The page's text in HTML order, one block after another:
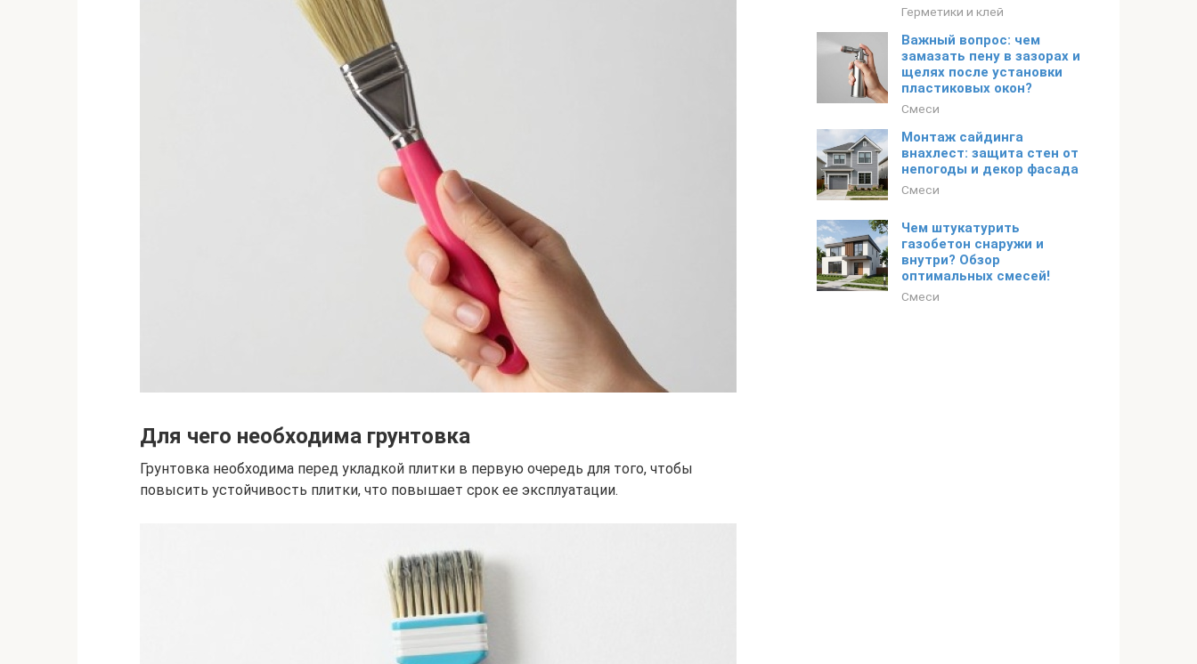
Для чего необходима грунтовка
Грунтовка необходима перед укладкой плитки в первую очередь для того, чтобы
повысить устойчивость плитки, что повышает срок ее эксплуатации.
Герметики и клей
Важный вопрос: чем
замазать пену в зазорах и
щелях после установки
пластиковых окон?
Смеси
Монтаж сайдинга
внахлест: защита стен от
непогоды и декор фасада
Смеси
Чем штукатурить
газобетон снаружи и
внутри? Обзор
оптимальных смесей!
Смеси